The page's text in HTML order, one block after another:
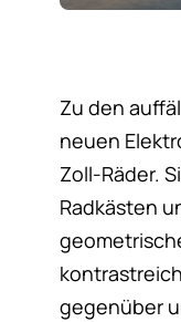
Zu den
neuen
Zoll-Räder.
Radkästen
gegenüber